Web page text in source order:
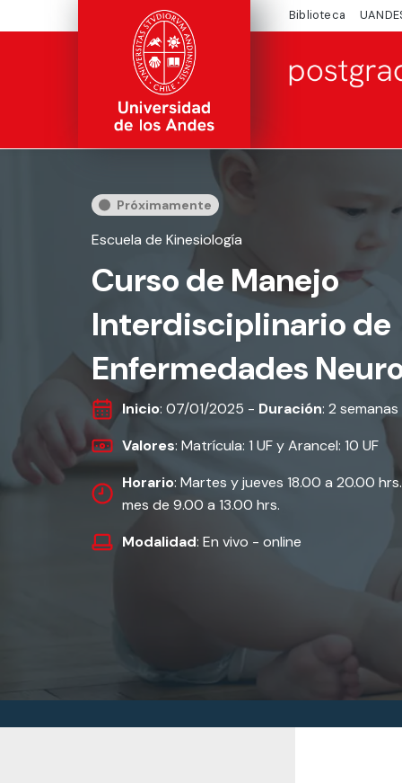
Biblioteca
Próximamente
Escuela de Kinesiología
Curso de Manejo
Interdisciplinario de
Enfermedades
Inicio: 07/01/2025 - Duración: 2 semanas
Valores: Matrícula: 1 UF y Arancel: 10 UF
Horario: Martes y jueves 18.00 a 20.00
mes de 9.00 a 13.00 hrs.
Modalidad: En vivo - online